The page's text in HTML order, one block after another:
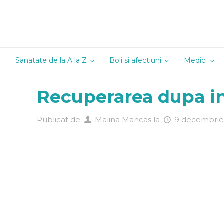
Sanatate de la A la Z Boli si afectiuni Medici
Andrologie
Cardiologie
Recuperarea dupa
Publicat de Malina Mancas la 9 decembrie